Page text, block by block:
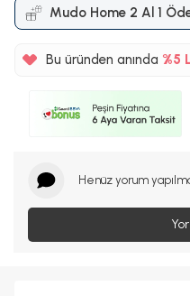
Mudo Home 2 Al 1
Bu üründen anında %5
%5
Henüz yorum